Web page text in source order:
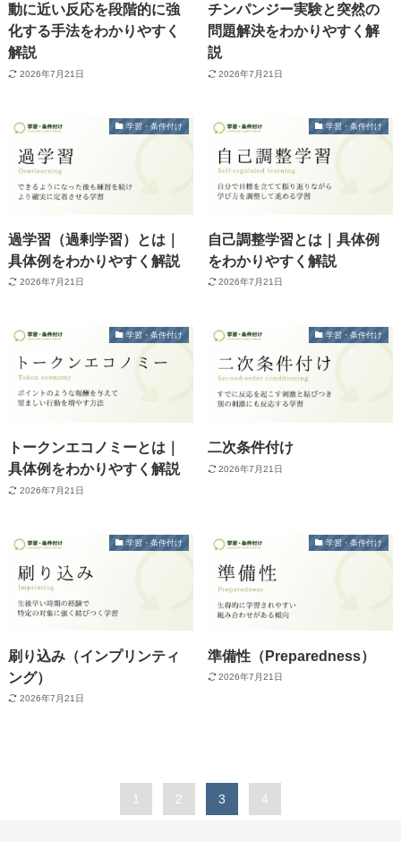
動に近い反応を段階的に強
化する手法をわかりやすく
解説
2026年7月21日
チンパンジー実験と突然の
問題解決をわかりやすく解
説
2026年7月21日
学習・条件付け
過学習（過剰学習）とは｜
具体例をわかりやすく解説
2026年7月21日
学習・条件付け
自己調整学習とは｜具体例
をわかりやすく解説
2026年7月21日
学習・条件付け
トークンエコノミーとは｜
具体例をわかりやすく解説
2026年7月21日
学習・条件付け
二次条件付け
2026年7月21日
学習・条件付け
刷り込み（インプリンティ
ング）
2026年7月21日
学習・条件付け
準備性（Preparedness）
2026年7月21日
1 2 3 4